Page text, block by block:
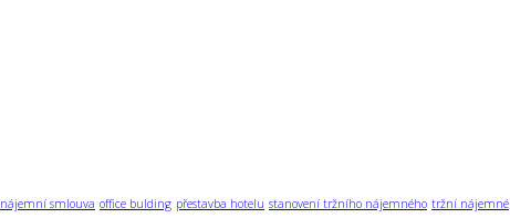
nájemní smlouva office bulding přestavba hotelu stanovení tržního nájemného tržní nájemné